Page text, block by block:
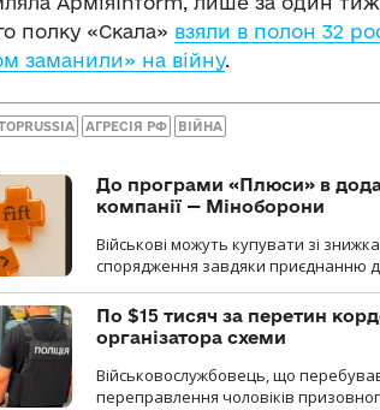
полку «Скала» взяли в полон 32
заманили» на війну.
АГРЕСІЯ РФ ВІЙНА
До програми «Плюси» в
компанії — Міноборони
Військові можуть купувати зі
спорядження завдяки приєднанню до
По $15 тисяч за перетин
організатора схеми
Військовослужбовець, що
переправлення чоловіків